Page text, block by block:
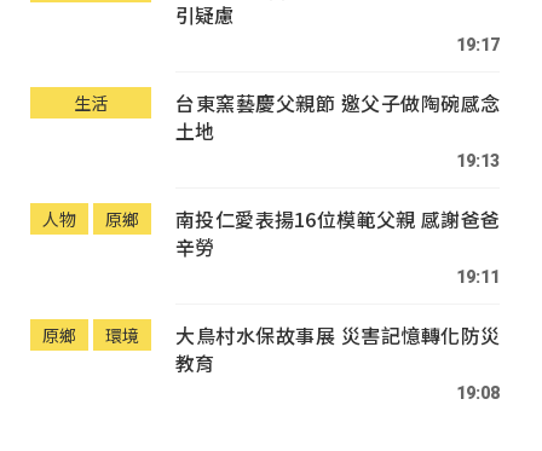
引疑慮
19:17
生活
台東窯藝慶父親節 邀父子做陶碗感念
土地
19:13
人物 原鄉
南投仁愛表揚16位模範父親 感謝爸爸
辛勞
19:11
原鄉 環境
大鳥村水保故事展 災害記憶轉化防災
教育
19:08